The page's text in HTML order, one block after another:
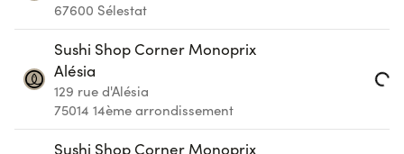
67600 Sélestat Loading...
Sushi Shop Corner Monoprix
Alésia
129 rue d'Alésia
75014 14ème arrondissement Loading...
Sushi Shop Corner Monoprix